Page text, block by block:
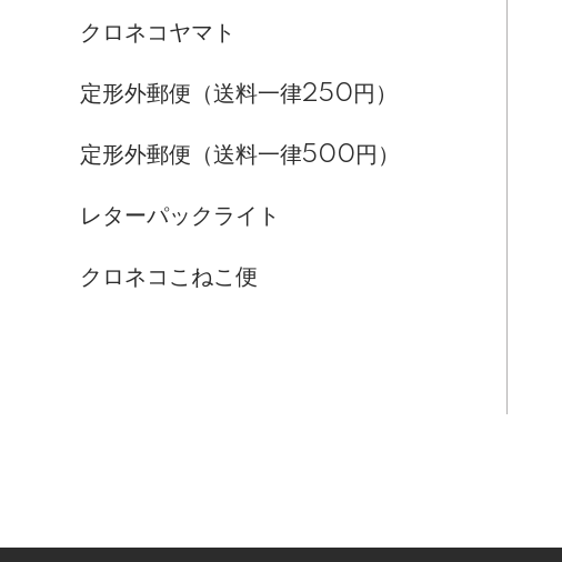
クロネコヤマト
定形外郵便（送料一律250円）
定形外郵便（送料一律500円）
レターパックライト
クロネコこねこ便